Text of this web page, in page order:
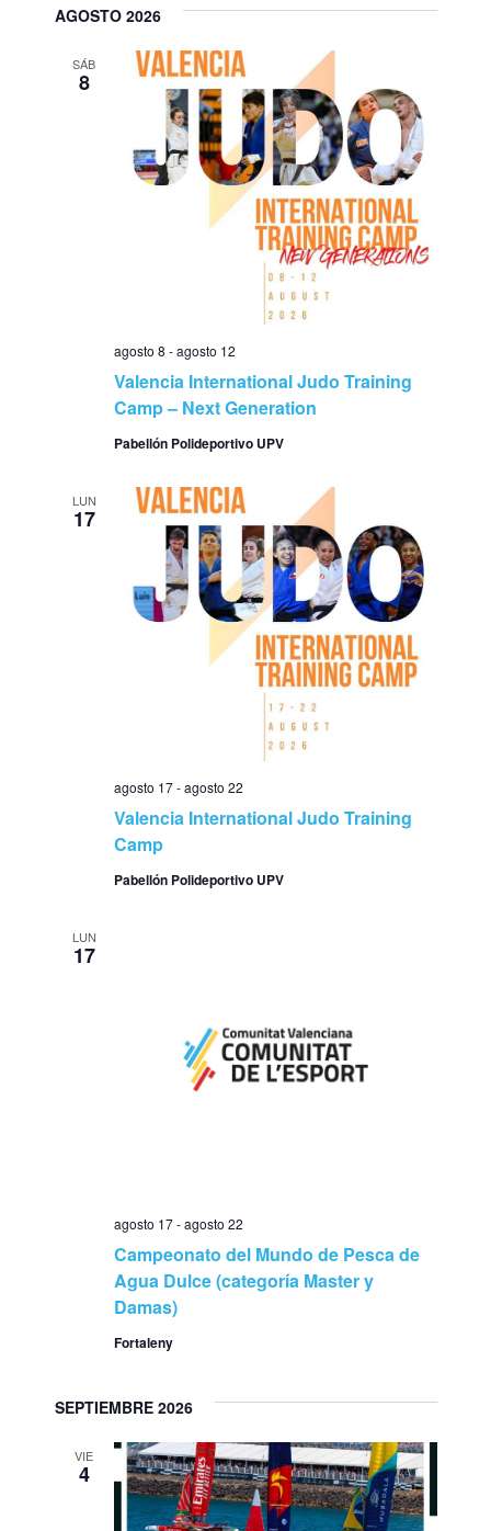
vistas
de
AGOSTO 2026
SÁB
8
agosto 8 -agosto 12
Valencia International Judo Training
Camp – Next Generation
Pabellón Polideportivo UPV
LUN
17
agosto 17-agosto 22
Valencia International Judo Training
Camp
Pabellón Polideportivo UPV
LUN
17
agosto 17-agosto 22
Campeonato del Mundo de Pesca de
Agua Dulce (categoría Master y
Damas)
Fortaleny
SEPTIEMBRE 2026
VIE
4